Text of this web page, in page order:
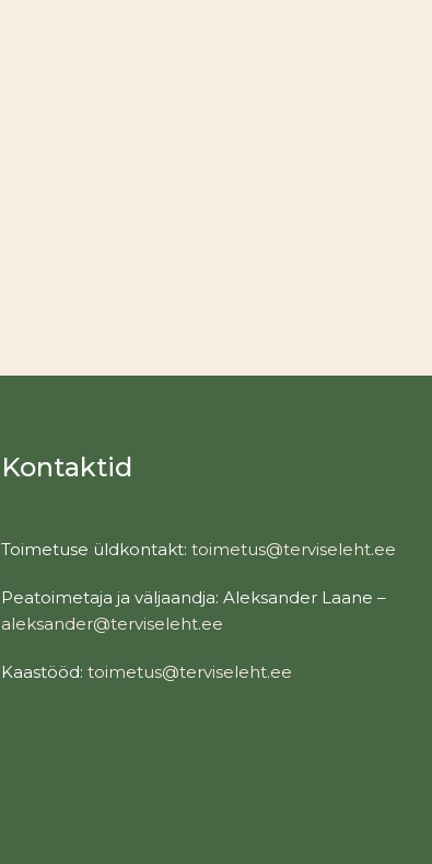
Kontaktid
Toimetuse üldkontakt:toimetus@terviseleht.ee
Peatoimetaja ja väljaandja: Aleksander Laane –
aleksander@terviseleht.ee
Kaastööd:toimetus@terviseleht.ee